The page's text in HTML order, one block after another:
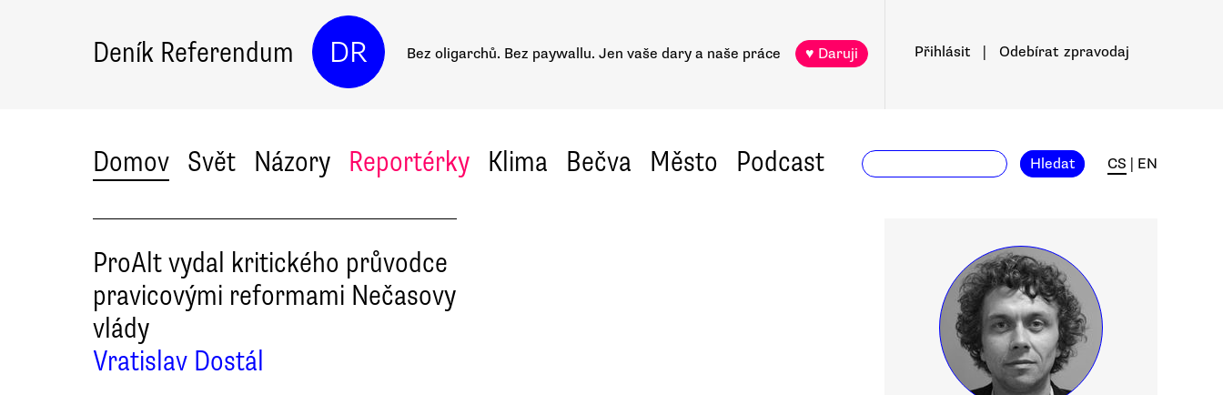
Deník Referendum DR Bez oligarchů. Bez paywallu. Jen vaše dary a naše práce ♥ Daruji Přihlásit Odebírat zpravodaj
Domov Svět Názory Reportérky Klima Bečva Město Podcast Hledat CS EN
ProAlt vydal kritického průvodce
pravicovými reformami Nečasovy
vlády
Vratislav Dostál